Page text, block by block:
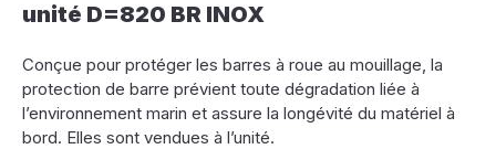
unité D=820 BR INOX
Conçue pour protéger les barres à roue au mouillage, la
protection de barre prévient toute dégradation liée à
l’environnement marin et assure la longévité du matériel à
bord. Elles sont vendues à l’unité.